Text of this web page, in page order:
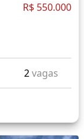
R$ 550.000
2vagas